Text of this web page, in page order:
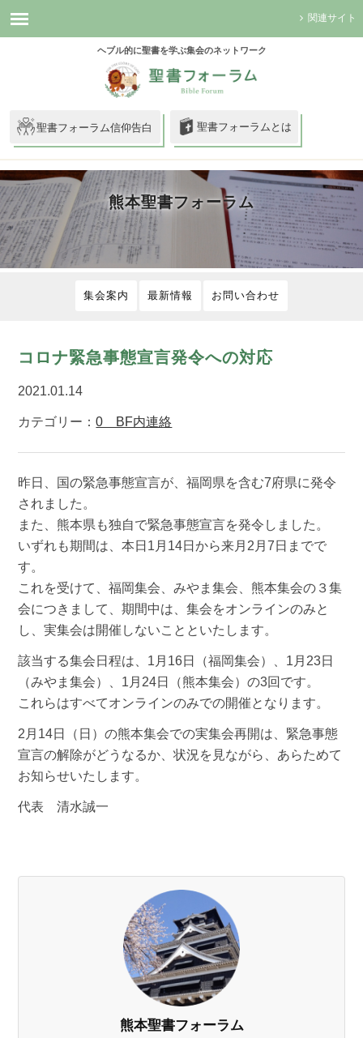
関連サイト
ヘブル的に聖書を学ぶ集会のネットワーク
聖書フォーラム信仰告白 聖書フォーラムとは
熊本聖書フォーラム
集会案内 最新情報 お問い合わせ
コロナ緊急事態宣言発令への対応
2021.01.14
カテゴリー：0 BF内連絡
昨日、国の緊急事態宣言が、福岡県を含む7府県に発令
されました。
また、熊本県も独自で緊急事態宣言を発令しました。
いずれも期間は、本日1月14日から来月2月7日までで
す。
これを受けて、福岡集会、みやま集会、熊本集会の３集
会につきまして、期間中は、集会をオンラインのみと
し、実集会は開催しないことといたします。
該当する集会日程は、1月16日（福岡集会）、1月23日
（みやま集会）、1月24日（熊本集会）の3回です。
これらはすべてオンラインのみでの開催となります。
2月14日（日）の熊本集会での実集会再開は、緊急事態
宣言の解除がどうなるか、状況を見ながら、あらためて
お知らせいたします。
代表 清水誠一
熊本聖書フォーラム